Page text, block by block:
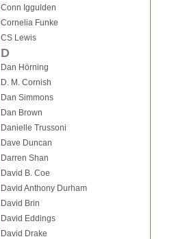
Conn Iggulden
Cornelia Funke
CS Lewis
D
Dan Hörning
D. M. Cornish
Dan Simmons
Dan Brown
Danielle Trussoni
Dave Duncan
Darren Shan
David B. Coe
David Anthony Durham
David Brin
David Eddings
David Drake